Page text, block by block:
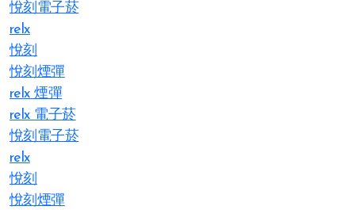
悅刻電子菸
relx
悅刻
悅刻煙彈
relx 煙彈
relx 電子菸
悅刻電子菸
relx
悅刻
悅刻煙彈